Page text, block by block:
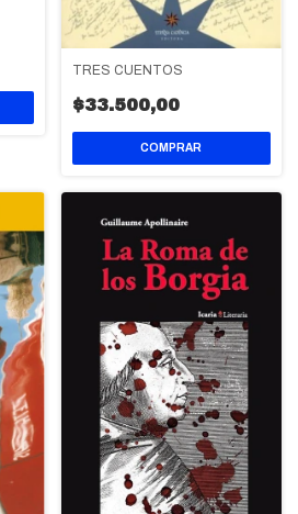
TRES CUENTOS
$33.500,00